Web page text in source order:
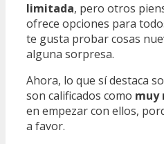
limitada, pero otros
ofrece opciones para
te gusta probar cosas
alguna sorpresa.
Ahora, lo que sí destaca
son calificados como muy
en empezar con ellos,
a favor.